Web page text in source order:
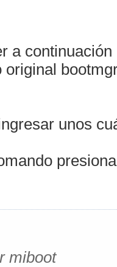
a
unos
miboot